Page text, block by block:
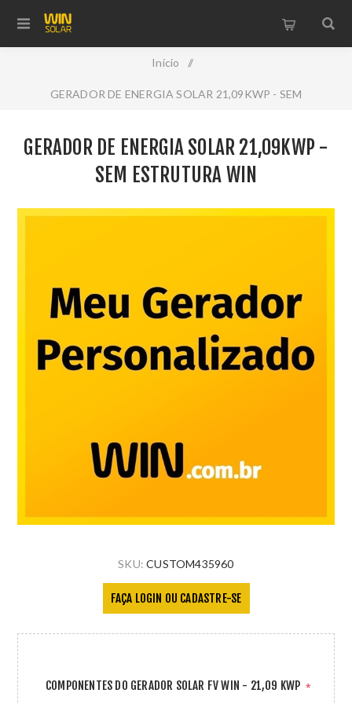
Início /
GERADOR DE ENERGIA SOLAR 21,09KWP - SEM
GERADOR DE ENERGIA SOLAR 21,09KWP -
SEM ESTRUTURA WIN
SKU: CUSTOM435960
FAÇA LOGIN OU CADASTRE-SE
COMPONENTES DO GERADOR SOLAR FV WIN - 21,09 KWP *